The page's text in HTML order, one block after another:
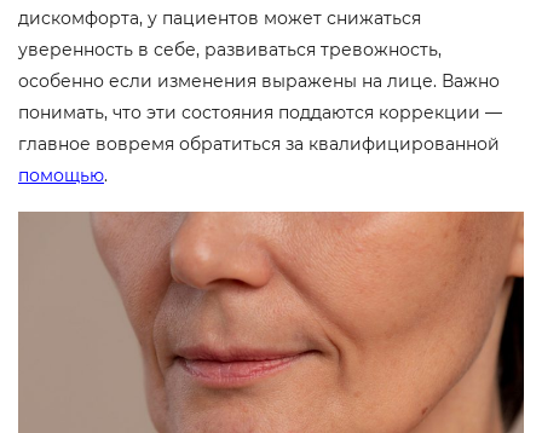
дискомфорта, у пациентов может снижаться
уверенность в себе, развиваться тревожность,
особенно если изменения выражены на лице. Важно
понимать, что эти состояния поддаются коррекции —
главное вовремя обратиться за квалифицированной
помощью.